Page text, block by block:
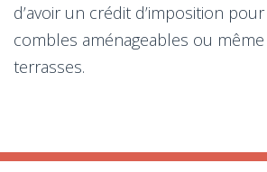
d’avoir un crédit d’imposition
combles aménageables ou
terrasses.